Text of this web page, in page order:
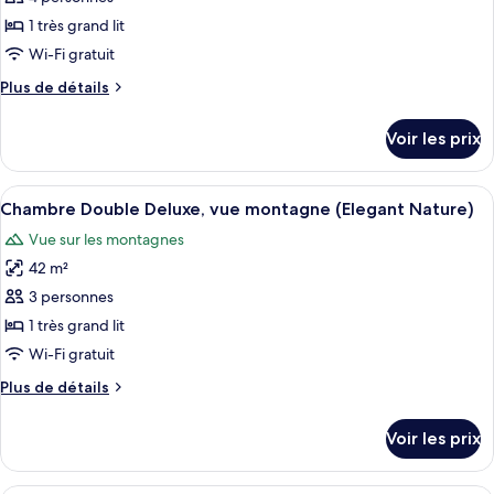
Nature)
type
de
chambre :
Chambre
1 très grand lit
Wi-Fi gratuit
Plus de détails
Plus
le
type
de
Chambre
Voir les prix
Afficher
toutes
les
photos
pour
ce
type
chambre :
Deluxe,
Une chambre d’hôtel avec un
7
Chambre Double Deluxe, vue montagne (Elegant Nature)
Vue sur les montagnes
42 m²
3 personnes
1 très grand lit
Wi-Fi gratuit
Plus de détails
Plus
le
type
Voir les prix